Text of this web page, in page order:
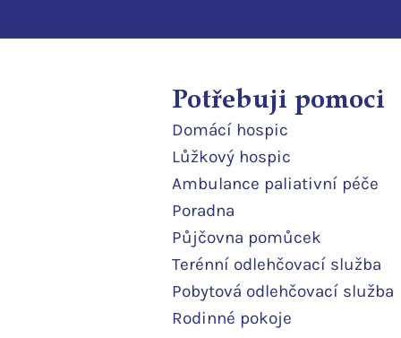
Potřebuji pomoci
Domácí hospic
Lůžkový hospic
Ambulance paliativní péče
Poradna
Půjčovna pomůcek
Terénní odlehčovací služba
Pobytová odlehčovací služba
Rodinné pokoje